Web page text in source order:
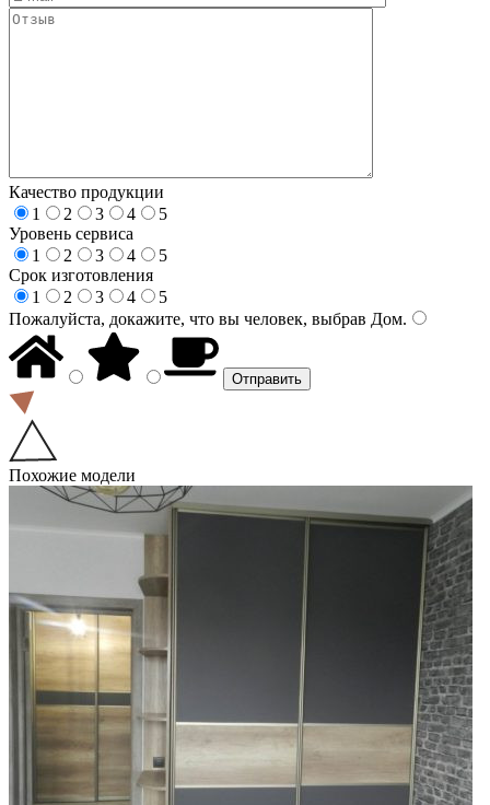
Качество продукции
1
2 3 4
5
Уровень сервиса
1
2 3 4
5
Срок изготовления
1
2 3 4
5
Пожалуйста, докажите, что вы человек, выбрав Дом.
Похожие модели